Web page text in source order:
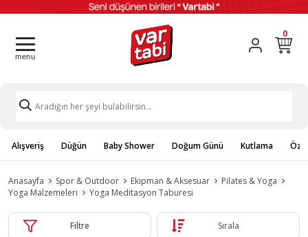
0
Alışveriş Düğün Baby Shower Doğum Günü Kutlama
Anasayfa Spor & Outdoor Ekipman & Aksesuar
Pilates & Yoga
Yoga Malzemeleri
Yoga Meditasyon Taburesi
Filtre Sırala